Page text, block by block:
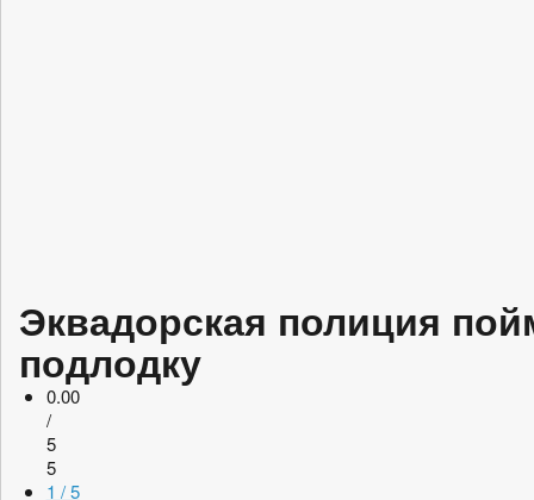
Эквадорская полиция
подлодку
0.00
/
5
5
1 / 5